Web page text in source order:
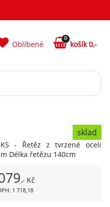
- Řetěz z tvrzené oceli
Délka řetězu 140cm
sklad
,- Kč
1 718,18
Oblíbené
0
košík 0,-